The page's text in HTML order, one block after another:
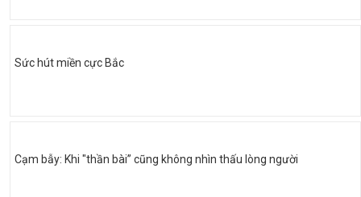
Sức hút miền cực Bắc
Cạm bẫy: Khi "thần bài” cũng không nhìn thấu lòng người